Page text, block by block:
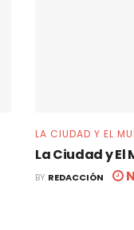
LA CIUDAD Y EL
La Ciudad y El
BY REDACCIÓN